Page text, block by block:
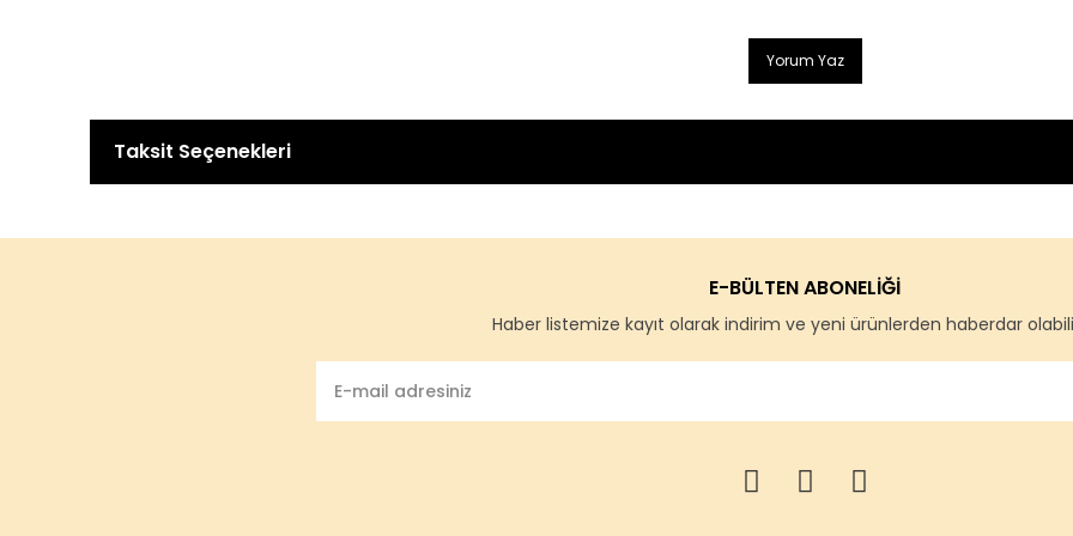
Yorum Yaz
Taksit Seçenekleri
E-BÜLTEN ABONELİĞİ
Haber listemize kayıt olarak indirim ve yeni ürünlerden haberdar